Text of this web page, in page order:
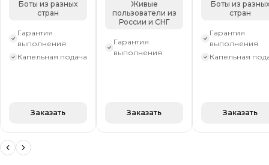
Боты из разных
стран
Гарантия
выполнения
Капельная подача
Заказать
Живые
пользователи из
России и СНГ
Гарантия
выполнения
Заказать
Боты из разных
стран
Гарантия
выполнения
Капельная
Заказать